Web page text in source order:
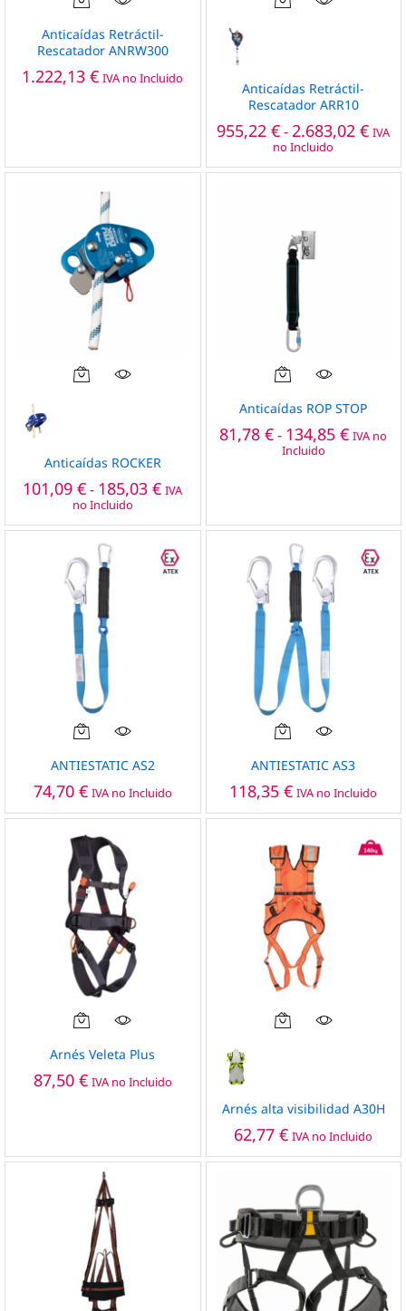
Anticaídas Retráctil-
Rescatador ANRW300
1.222,13€ IVA no Incluido
Este
variantes.
Las
opciones
se
pueden
la
página
Anticaídas Retráctil-
Rescatador ARR10
955,22€-2.683,02€
de
IVA
no Incluido
Este
variantes.
Las
opciones
se
pueden
elegir
la
página
de
producto
Anticaídas ROCKER
101,09€- 185,03€Rango
de
desde
101,09 €
hasta
185,03 €
IVA
no Incluido
Este
producto
múltiples
se
elegir
en
página
de
producto
Anticaídas ROP STOP
81,78€- 134,85€Rango
de
IVA no
Incluido
ANTIESTATIC AS2
74,70 € IVA no Incluido
ANTIESTATIC AS3
118,35€ IVA no Incluido
Arnés Veleta Plus
87,50 € IVA no Incluido
Este
variantes.
Las
se
pueden
elegir
en
la
página
de
producto
Arnés alta visibilidad A30H
62,77€ IVA no Incluido